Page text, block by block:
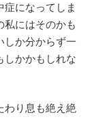
になってしま
私にはそのかも
しか分からず一
しかかもしれな
わり息も絶え絶